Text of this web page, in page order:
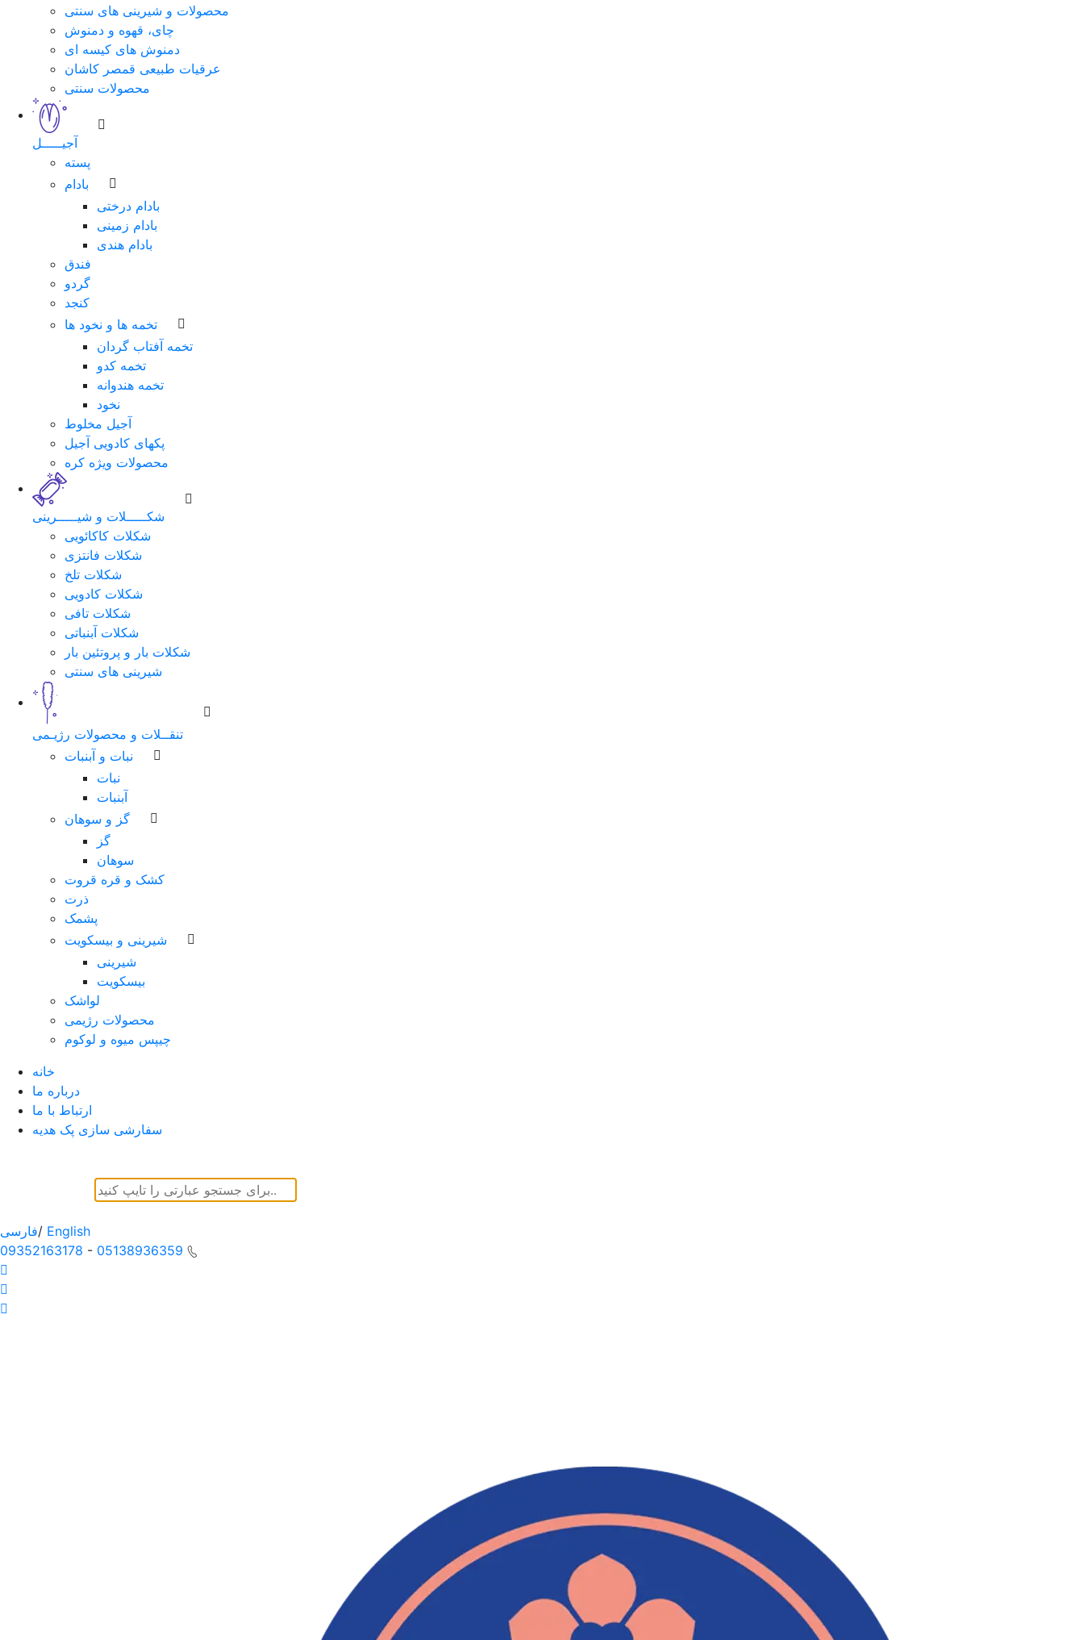
محصولات و شیرینی های سنتی
چای، قهوه و دمنوش
دمنوش های کیسه ای
عرقیات طبیعی قمصر کاشان
محصولات سنتی
آجیـــــل
پسته
بادام
بادام درختی
بادام زمینی
بادام هندی
فندق
گردو
کنجد
تخمه ها و نخود ها
تخمه آفتاب گردان
تخمه کدو
تخمه هندوانه
نخود
آجیل مخلوط
پکهای کادویی آجیل
محصولات ویژه کره
شکـــــلات و شیـــــرینی
شکلات کاکائویی
شکلات فانتزی
شکلات تلخ
شکلات کادویی
شکلات تافی
شکلات آبنباتی
شکلات بار و پروتئین بار
شیرینی های سنتی
تنقــلات و محصولات رژیـمی
نبات و آبنبات
نبات
آبنبات
گز و سوهان
گز
سوهان
کشک و قره قروت
ذرت
پشمک
شیرینی و بیسکویت
شیرینی
بیسکویت
لواشک
محصولات رژیمی
چیپس میوه و لوکوم
خانه
درباره ما
ارتباط با ما
سفارشی سازی پک هدیه
فارسی/ English
09352163178 - 05138936359
لطفا
برای
ورود
فرم
تکمیل
نمایید.
شماره
همراه